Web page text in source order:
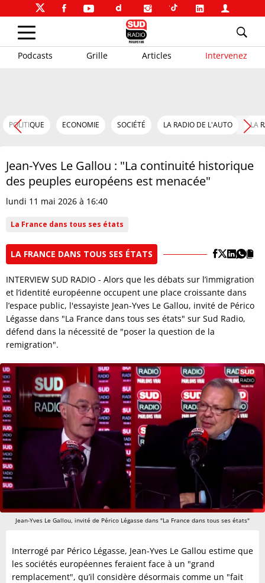
Podcasts Grille Articles Intervenez
POLITIQUE ECONOMIE SOCIÉTÉ LA RADIO DE L'AUTO LA
Jean-Yves Le Gallou : "La continuité historique
des peuples européens est menacée"
lundi 11 mai 2026 à 16:40
La France dans tous ses états
LA FRANCE DANS TOUS SES ÉTATS
INTERVIEW SUD RADIO - Alors que les débats sur l’immigration
et l’identité européenne occupent une place croissante dans
l’espace public, l'essayiste Jean-Yves Le Gallou, invité de Périco
Légasse dans "La France dans tous ses états" sur Sud Radio,
défend dans la nécessité de "poser la question de la
remigration".
Jean-Yves Le Gallou, invité de Périco Légasse dans "La France dans tous ses états"
Interrogé par Périco Légasse, Jean-Yves Le Gallou estime que
les sociétés européennes feraient face à un "grand
remplacement", qu’il considère désormais comme un "fait